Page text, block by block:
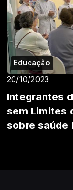
Educação
20/10/2023
Integrantes
sem Limites
sobre saúde